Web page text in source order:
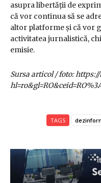
asupra libertății de
că vor continua să se
altor platforme și că vor
activitatea jurnalistică,
emisie.
Sursa articol / foto:
TAGS